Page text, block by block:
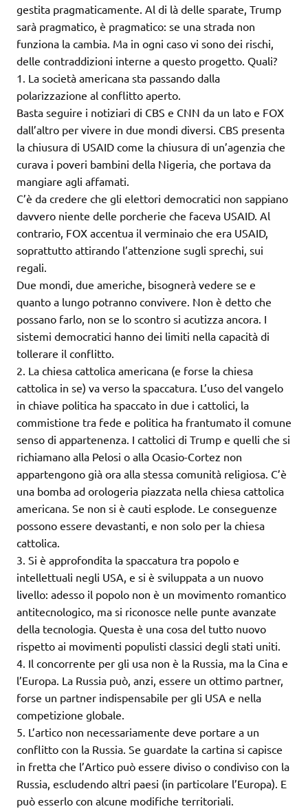
gestita pragmaticamente. Al di là delle sparate, Trump
sarà pragmatico, è pragmatico: se una strada non
funziona la cambia. Ma in ogni caso vi sono dei rischi,
delle contraddizioni interne a questo progetto. Quali?
1. La società americana sta passando dalla
polarizzazione al conflitto aperto.
Basta seguire i notiziari di CBS e CNN da un lato e FOX
dall’altro per vivere in due mondi diversi. CBS presenta
la chiusura di USAID come la chiusura di un’agenzia che
curava i poveri bambini della Nigeria, che portava da
mangiare agli affamati.
C’è da credere che gli elettori democratici non sappiano
davvero niente delle porcherie che faceva USAID. Al
contrario, FOX accentua il verminaio che era USAID,
soprattutto attirando l’attenzione sugli sprechi, sui
regali.
Due mondi, due americhe, bisognerà vedere se e
quanto a lungo potranno convivere. Non è detto che
possano farlo, non se lo scontro si acutizza ancora. I
sistemi democratici hanno dei limiti nella capacità di
tollerare il conflitto.
2. La chiesa cattolica americana (e forse la chiesa
cattolica in se) va verso la spaccatura. L’uso del vangelo
in chiave politica ha spaccato in due i cattolici, la
commistione tra fede e politica ha frantumato il comune
senso di appartenenza. I cattolici di Trump e quelli che si
richiamano alla Pelosi o alla Ocasio-Cortez non
appartengono già ora alla stessa comunità religiosa. C’è
una bomba ad orologeria piazzata nella chiesa cattolica
americana. Se non si è cauti esplode. Le conseguenze
possono essere devastanti, e non solo per la chiesa
cattolica.
3. Si è approfondita la spaccatura tra popolo e
intellettuali negli USA, e si è sviluppata a un nuovo
livello: adesso il popolo non è un movimento romantico
antitecnologico, ma si riconosce nelle punte avanzate
della tecnologia. Questa è una cosa del tutto nuovo
rispetto ai movimenti populisti classici degli stati uniti.
4. Il concorrente per gli usa non è la Russia, ma la Cina e
l’Europa. La Russia può, anzi, essere un ottimo partner,
forse un partner indispensabile per gli USA e nella
competizione globale.
5. L’artico non necessariamente deve portare a un
conflitto con la Russia. Se guardate la cartina si capisce
in fretta che l’Artico può essere diviso o condiviso con la
Russia, escludendo altri paesi (in particolare l’Europa). E
può esserlo con alcune modifiche territoriali.